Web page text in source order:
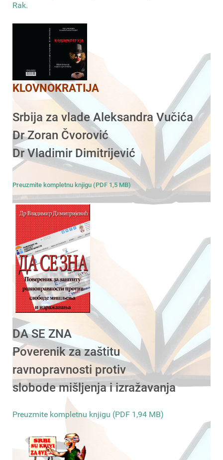
Rak.
KLOVNOKRATIJA
Srbija za vlade Aleksandra Vučića
Dr Zoran Čvorović
Dr Vladimir Dimitrijević
Preuzmite kompletnu knjigu (PDF 1,5 MB)
DA SE ZNA
Poverenik za zaštitu
ravnopravnosti protiv
slobode mišljenja i izražavanja
Preuzmite kompletnu knjigu (PDF 1,94 MB)